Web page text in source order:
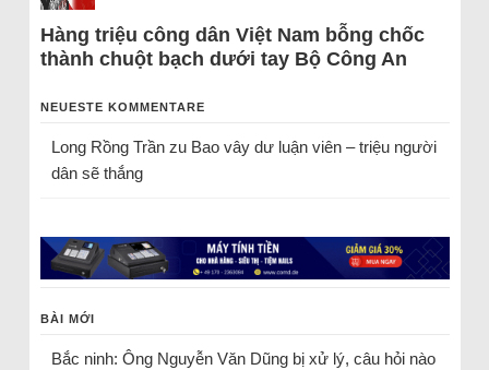
Hàng triệu công dân Việt Nam bỗng chốc
thành chuột bạch dưới tay Bộ Công An
NEUESTE KOMMENTARE
Long Rồng Trầnzu Bao vây dư luận viên – triệu người
dân sẽ thắng
BÀI MỚI
Bắc ninh: Ông Nguyễn Văn Dũng bị xử lý, câu hỏi nào